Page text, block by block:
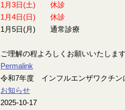
1月3日(土) 休診
1月4日(日) 休診
1月5日(月) 通常診療
ご理解の程よろしくお願いいたします
Permalink
令和7年度 インフルエンザワクチン
お知らせ
2025-10-17